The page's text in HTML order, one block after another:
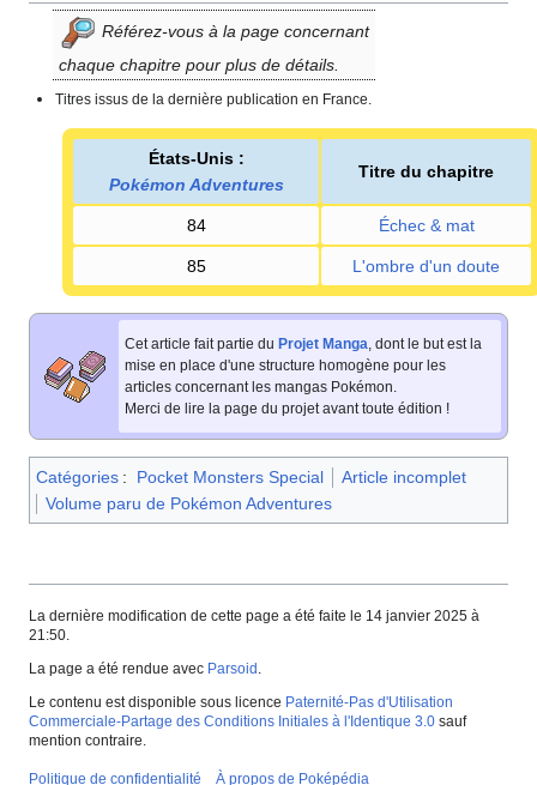
Référez-vous à la page concernant
chaque chapitre pour plus de détails.
Titres issus de la dernière publication en France.
États-Unis :
Pokémon Adventures
Titre du chapitre
84 Échec & mat
85 L'ombre d'un doute
Cet article fait partie du Projet Manga, dont le but est la
mise en place d'une structure homogène pour les
articles concernant les mangas Pokémon.
Merci de lire la page du projet avant toute édition !
Catégories : Pocket Monsters Special
Article incomplet
Volume paru de Pokémon Adventures
La dernière modification de cette page a été faite le 14 janvier 2025 à
21:50.
La page a été rendue avec Parsoid .
Le contenu est disponible sous licence Paternité-Pas d'Utilisation
Commerciale-Partage des Conditions Initiales à l'Identique 3.0 sauf
mention contraire.
Politique de confidentialité À propos de Poképédia